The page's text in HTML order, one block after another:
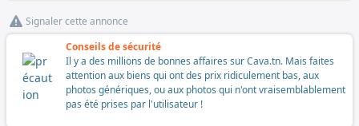
Signaler cette annonce
Conseils de sécurité
Il y a des millions de bonnes affaires sur Cava.tn. Mais faites
attention aux biens qui ont des prix ridiculement bas, aux
photos génériques, ou aux photos qui n'ont vraisemblablement
pas été prises par l'utilisateur !